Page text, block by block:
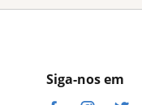
Siga-nos em